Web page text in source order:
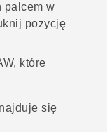
palcem w
pozycję
które
się